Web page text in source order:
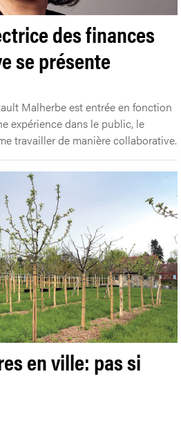
des finances
se présente
Malherbe est entrée en fonction
expérience dans le public, le
travailler de manière collaborative.
en ville: pas si